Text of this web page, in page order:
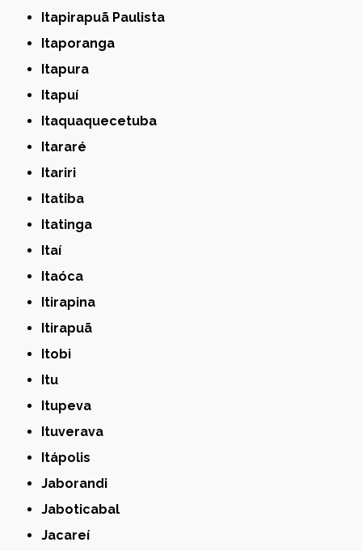
Itapirapuã Paulista
Itaporanga
Itapura
Itapuí
Itaquaquecetuba
Itararé
Itariri
Itatiba
Itatinga
Itaí
Itaóca
Itirapina
Itirapuã
Itobi
Itu
Itupeva
Ituverava
Itápolis
Jaborandi
Jaboticabal
Jacareí